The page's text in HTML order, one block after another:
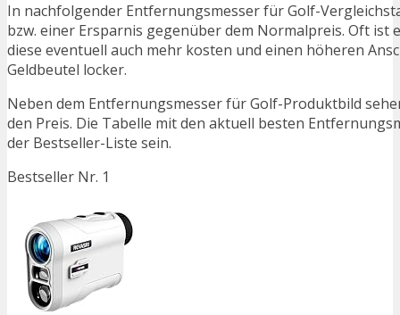
In nachfolgender Entfernungsmesser für Golf-
bzw. einer Ersparnis gegenüber dem Normalpreis. Oft
diese eventuell auch mehr kosten und einen höheren
Geldbeutel locker.
Neben dem Entfernungsmesser für Golf-Produktbild
den Preis. Die Tabelle mit den aktuell besten
der Bestseller-Liste sein.
Bestseller Nr. 1